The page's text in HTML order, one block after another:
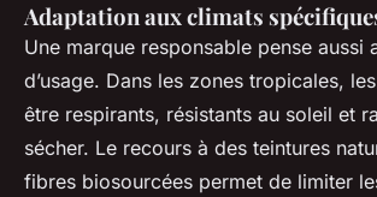
Adaptation aux climats
Une marque responsable pense aussi
d’usage. Dans les zones tropicales,
être respirants, résistants au soleil et
sécher. Le recours à des teintures
fibres biosourcées permet de limiter